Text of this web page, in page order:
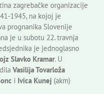
zagrebačke organizacije
1945, na kojoj je
prognanika Slovenije
je u subotu 22. travnja
je jednoglasno
Slavko Kramar. U
Vasilija Tovarloža
i Ivica Kunej (akm)